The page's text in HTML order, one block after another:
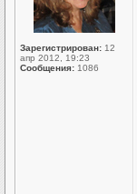
Зарегистрирован: 12
апр 2012, 19:23
Сообщения: 1086